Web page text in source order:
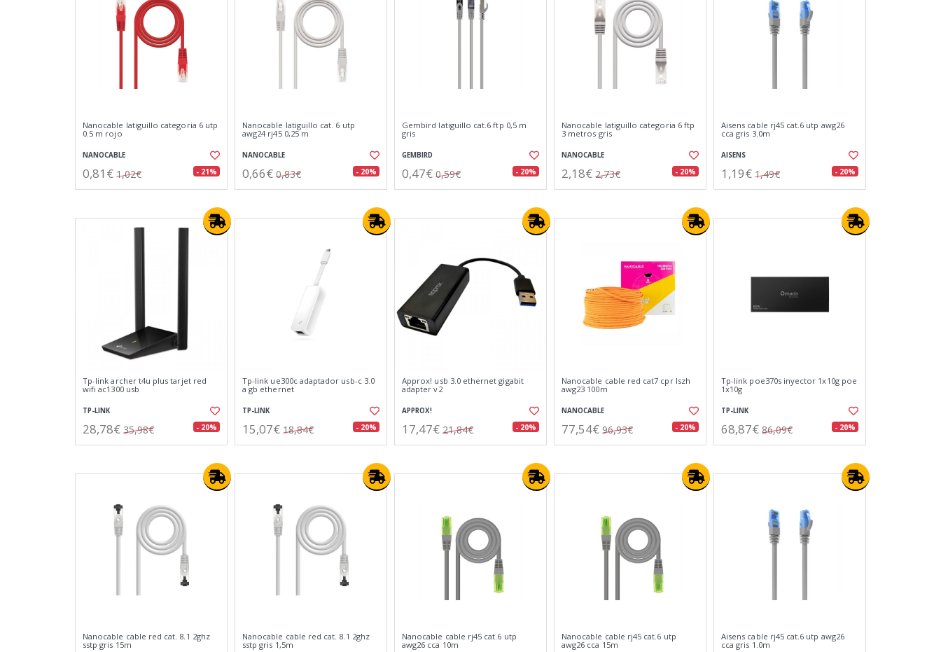
Nanocable latiguillo categoria 6 utp
0.5 m rojo
NANOCABLE
0,81€ 1,02€ - 21%
Nanocable latiguillo cat. 6 utp
awg24 rj45 0,25 m
NANOCABLE
0,66€ 0,83€ - 20%
Gembird latiguillo cat.6 ftp 0,5 m
gris
GEMBIRD
0,47€ 0,59€ - 20%
Nanocable latiguillo categoria 6 ftp
3 metros gris
NANOCABLE
2,18€ 2,73€ - 20%
Aisens cable rj45 cat.6 utp awg26
cca gris 3.0m
AISENS
1,19€ 1,49€ - 20%
Tp-link archer t4u plus tarjet red
wifi ac1300 usb
TP-LINK
28,78€ 35,98€ - 20%
Tp-link ue300c adaptador usb-c 3.0
a gb ethernet
TP-LINK
15,07€ 18,84€ - 20%
Approx! usb 3.0 ethernet gigabit
adapter v2
APPROX!
17,47€ 21,84€ - 20%
Nanocable cable red cat7 cpr lszh
awg23 100m
NANOCABLE
77,54€ 96,93€ - 20%
Tp-link poe370s inyector 1x10g poe
1x10g
TP-LINK
68,87€ 86,09€ - 20%
Nanocable cable red cat. 8.1 2ghz
sstp gris 15m
Nanocable cable red cat. 8.1 2ghz
sstp gris 1,5m
Nanocable cable rj45 cat.6 utp
awg26 cca 10m
Nanocable cable rj45 cat.6 utp
awg26 cca 15m
Aisens cable rj45 cat.6 utp awg26
cca gris 1.0m